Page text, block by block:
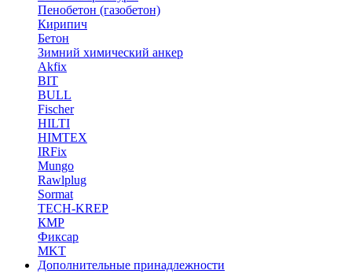
Пенобетон (газобетон)
Кирипич
Бетон
Зимний химический анкер
Akfix
BIT
BULL
Fischer
HILTI
HIMTEX
IRFix
Mungo
Rawlplug
Sormat
TECH-KREP
КМР
Фиксар
MKT
Дополнительные принадлежности